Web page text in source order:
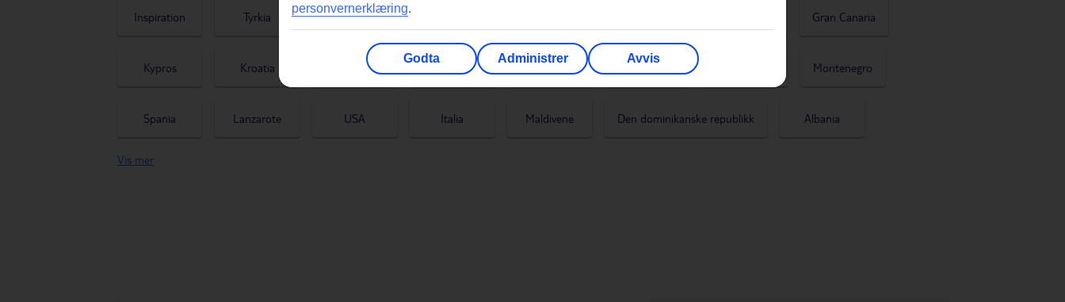
Inspiration Tyrkia Kapp Verde Gran Canaria
Kypros Kroatia Kanariøyene Thailand Alle artikler Malta Montenegro
Spania Lanzarote USA Italia Maldivene Den dominikanske republikk Albania
Mauritius
Vis mer
personvernerklæring.
Godta Administrer Avvis